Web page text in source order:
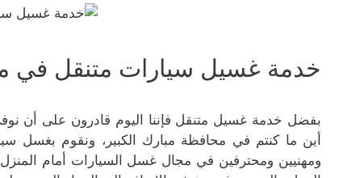
خدمة غسيل سيارات متنقل في
بفضل خدمة غسيل متنقل فإننا اليوم قادرون على أن
أين ما كنتم في محافظة مبارك الكبير، ونقوم بغسل
ومهنيين ومحترفين في مجال غسل السيارات أمام